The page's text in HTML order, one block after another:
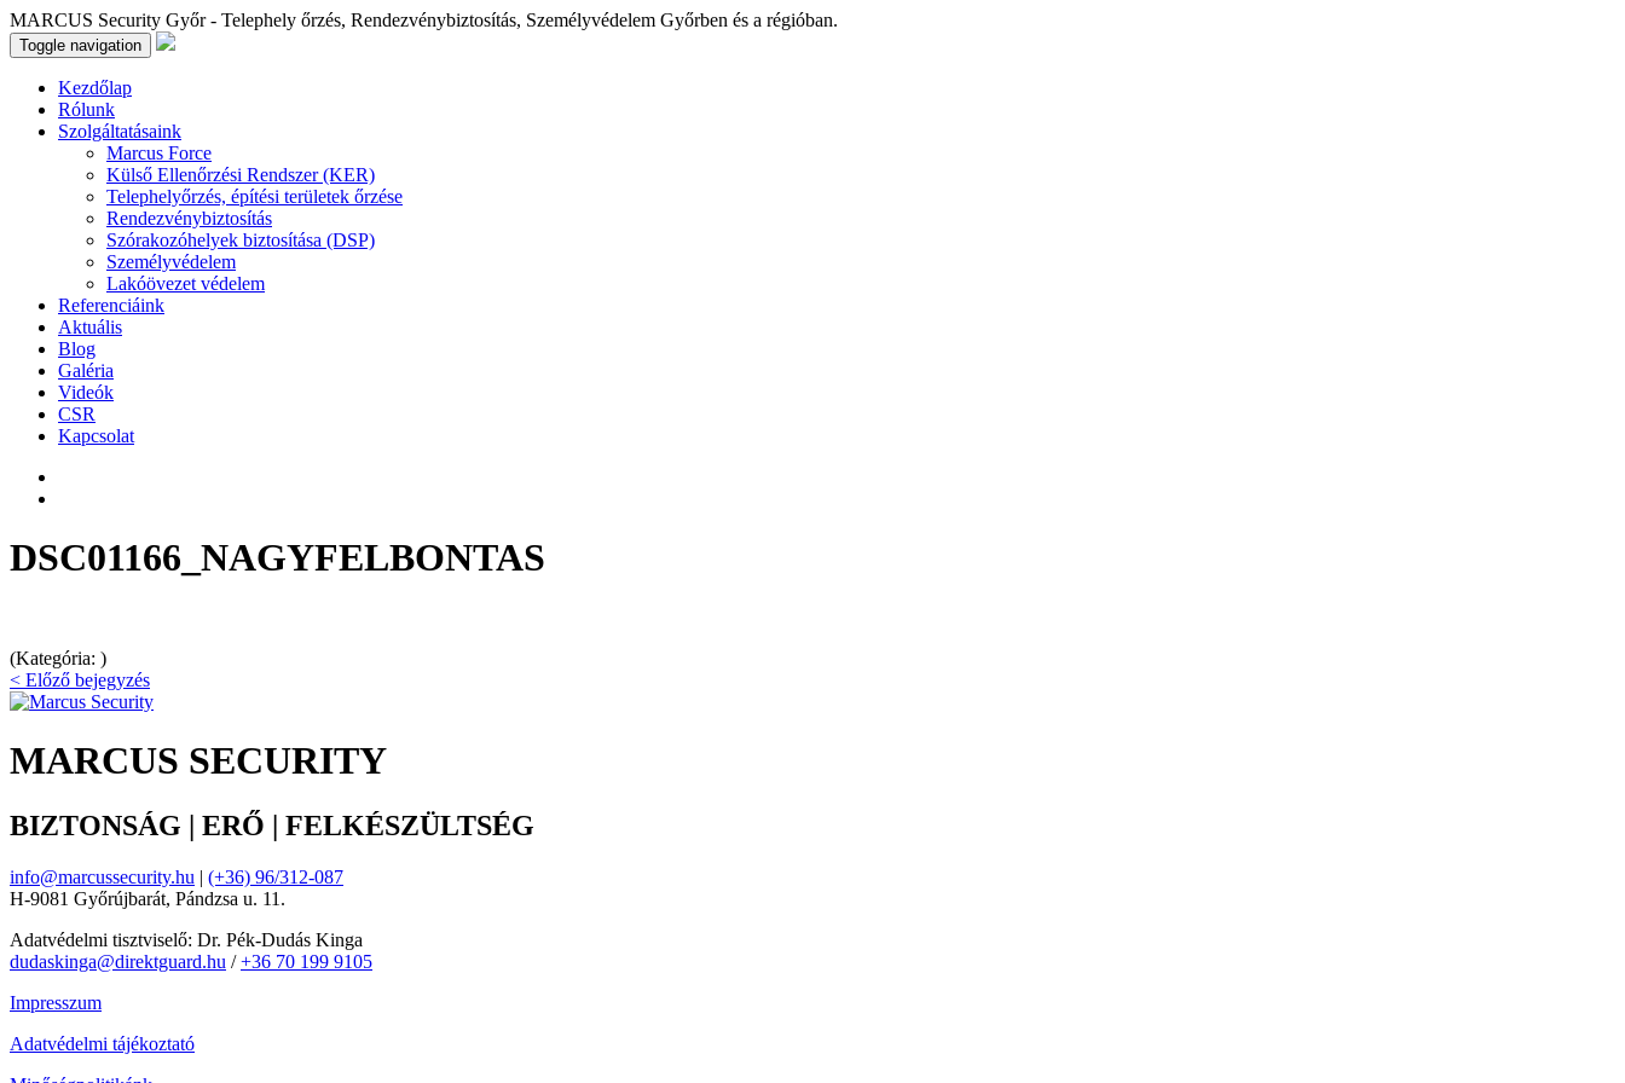
MARCUS Security Győr - Telephely őrzés, Rendezvénybiztosítás, Személyvédelem Győrben és a régióban.
Toggle navigation
Kezdőlap
Rólunk
Szolgáltatásaink
Marcus Force
Külső Ellenőrzési Rendszer (KER)
Telephelyőrzés, építési területek őrzése
Rendezvénybiztosítás
Szórakozóhelyek biztosítása (DSP)
Személyvédelem
Lakóövezet védelem
Referenciáink
Aktuális
Blog
Galéria
Videók
CSR
Kapcsolat
DSC01166_NAGYFELBONTAS
(Kategória: )
< Előző bejegyzés
MARCUS SECURITY
BIZTONSÁG | ERŐ | FELKÉSZÜLTSÉG
info@marcussecurity.hu | (+36) 96/312-087
H-9081 Győrújbarát, Pándzsa u. 11.
Adatvédelmi tisztviselő: Dr. Pék-Dudás Kinga
dudaskinga@direktguard.hu /+36 70 199 9105
Impresszum
Adatvédelmi tájékoztató